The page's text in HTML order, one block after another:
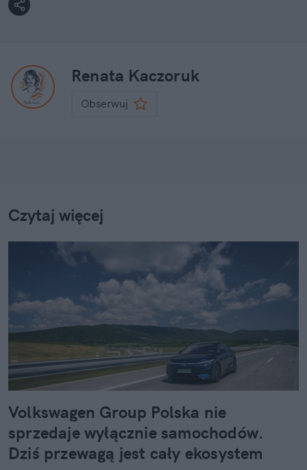
Renata Kaczoruk
Obserwuj
Czytaj więcej
Volkswagen Group Polska nie
sprzedaje wyłącznie samochodów.
Dziś przewagą jest cały ekosystem